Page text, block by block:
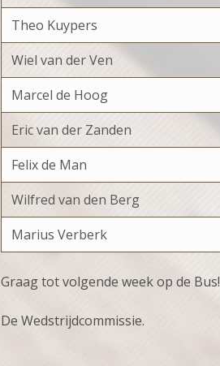
Theo Kuypers
Wiel van der Ven
Marcel de Hoog
Eric van der Zanden
Felix de Man
Wilfred van den Berg
Marius Verberk
Graag tot volgende week op de Bus!
De Wedstrijdcommissie.